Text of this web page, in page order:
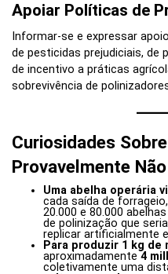
Apoiar Políticas de
Informar-se e expressar
de pesticidas prejudiciais, de
de incentivo a práticas
sobrevivência de
Curiosidades
Provavelmente
Uma abelha operária
cada saída de
20.000 e 80.000
de polinização que
replicar artificialmente
Para produzir 1 kg de
aproximadamente 4
coletivamente uma